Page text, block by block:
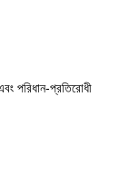
পরিধান-প্রতিরোধী